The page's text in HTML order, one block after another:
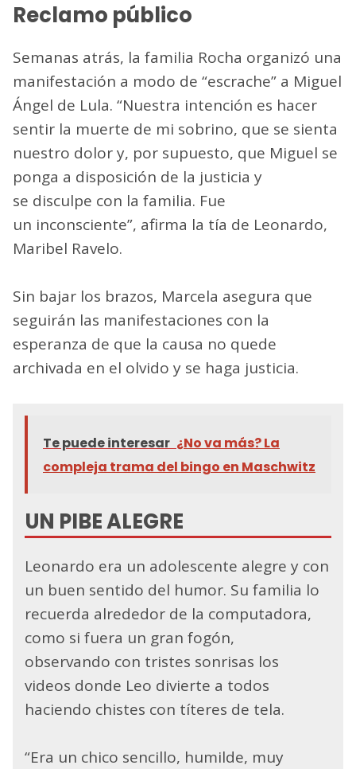
Reclamo público
Semanas atrás, la familia Rocha organizó una
manifestación a modo de “escrache” a Miguel
Ángel de Lula. “Nuestra intención es hacer
sentir la muerte de mi sobrino, que se sienta
nuestro dolor y, por supuesto, que Miguel se
ponga a disposición de la justicia y
se disculpe con la familia. Fue
un inconsciente”, afirma la tía de Leonardo,
Maribel Ravelo.
Sin bajar los brazos, Marcela asegura que
seguirán las manifestaciones con la
esperanza de que la causa no quede
archivada en el olvido y se haga justicia.
Te puede interesar ¿No va más? La
compleja trama del bingo en Maschwitz
UN PIBE ALEGRE
Leonardo era un adolescente alegre y con
un buen sentido del humor. Su familia lo
recuerda alrededor de la computadora,
como si fuera un gran fogón,
observando con tristes sonrisas los
videos donde Leo divierte a todos
haciendo chistes con títeres de tela.
“Era un chico sencillo, humilde, muy